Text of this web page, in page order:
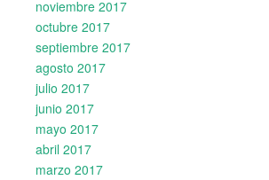
noviembre 2017
octubre 2017
septiembre 2017
agosto 2017
julio 2017
junio 2017
mayo 2017
abril 2017
marzo 2017